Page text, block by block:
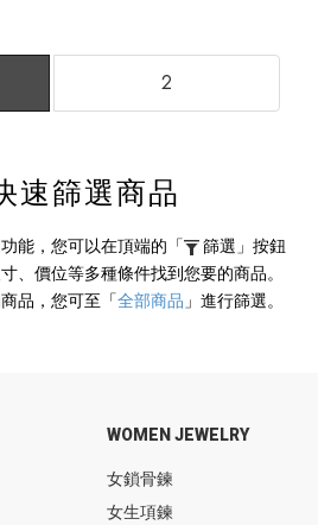
2
速篩選商品
能，您可以在頂端的 「 篩選」 按鈕
、價位等多種條件找到您要的商品。
品，您可至 「全部商品 」 進行篩選。
WOMEN JEWELRY
女鎖骨鍊
女生項鍊